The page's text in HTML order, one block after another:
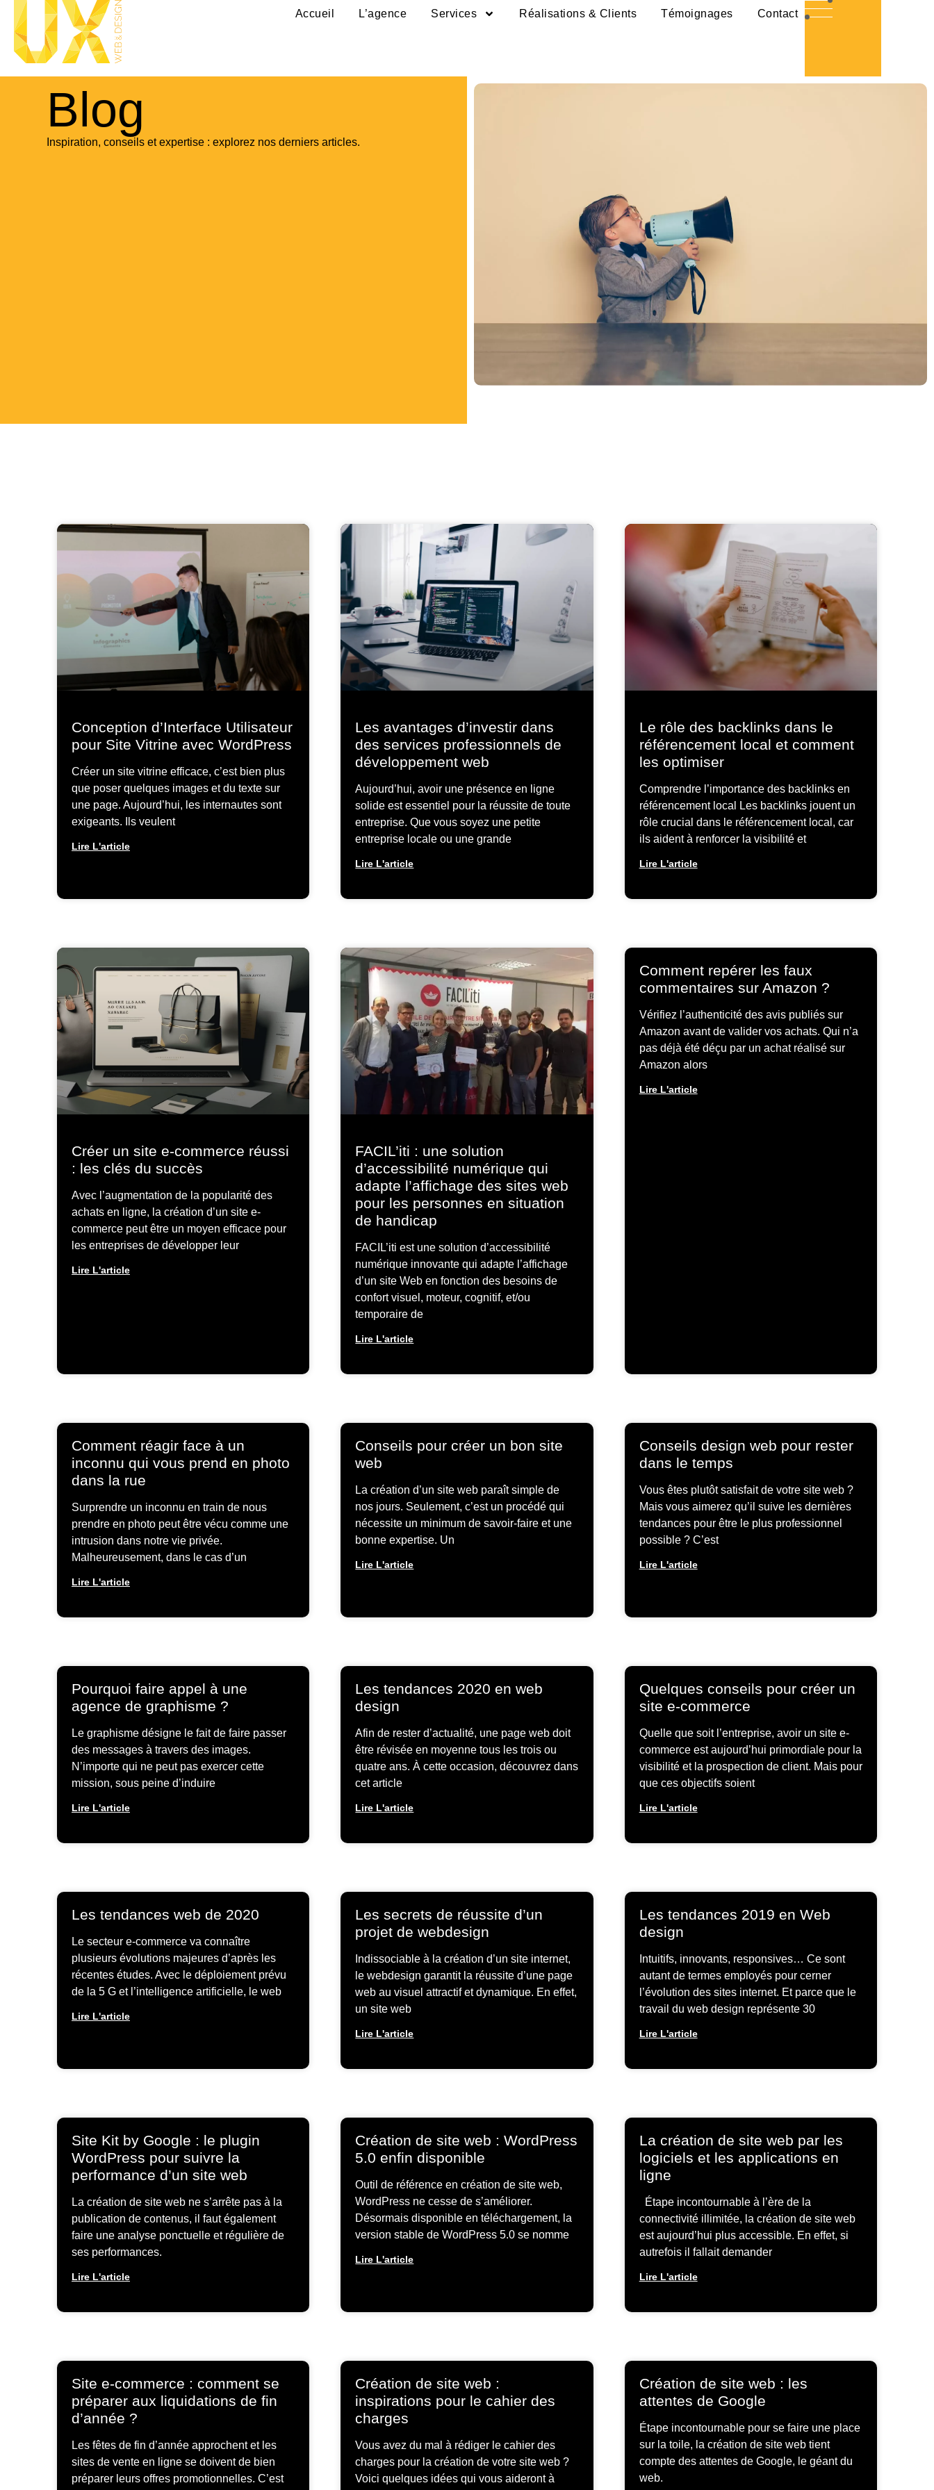
Accueil L’agence Services Réalisations & Clients Témoignages Contact
Blog
Inspiration, conseils et expertise : explorez nos derniers articles.
Conception d’Interface Utilisateur
pour Site Vitrine avec WordPress
Créer un site vitrine efficace, c’est bien plus
que poser quelques images et du texte sur
une page. Aujourd’hui, les internautes sont
exigeants. Ils veulent
Lire L'article
Les avantages d’investir dans
des services professionnels de
développement web
Aujourd’hui, avoir une présence en ligne
solide est essentiel pour la réussite de toute
entreprise. Que vous soyez une petite
entreprise locale ou une grande
Lire L'article
Le rôle des backlinks dans le
référencement local et comment
les optimiser
Comprendre l’importance des backlinks en
référencement local Les backlinks jouent un
rôle crucial dans le référencement local, car
ils aident à renforcer la visibilité et
Lire L'article
Créer un site e-commerce réussi
: les clés du succès
Avec l’augmentation de la popularité des
achats en ligne, la création d’un site e-
commerce peut être un moyen efficace pour
les entreprises de développer leur
Lire L'article
FACIL’iti : une solution
d’accessibilité numérique qui
adapte l’affichage des sites web
pour les personnes en situation
de handicap
FACIL’iti est une solution d’accessibilité
numérique innovante qui adapte l’affichage
d’un site Web en fonction des besoins de
confort visuel, moteur, cognitif, et/ou
temporaire de
Lire L'article
Comment repérer les faux
commentaires sur Amazon ?
Vérifiez l’authenticité des avis publiés sur
Amazon avant de valider vos achats. Qui n’a
pas déjà été déçu par un achat réalisé sur
Amazon alors
Lire L'article
Comment réagir face à un
inconnu qui vous prend en photo
dans la rue
Surprendre un inconnu en train de nous
prendre en photo peut être vécu comme une
intrusion dans notre vie privée.
Malheureusement, dans le cas d’un
Lire L'article
Conseils pour créer un bon site
web
La création d’un site web paraît simple de
nos jours. Seulement, c’est un procédé qui
nécessite un minimum de savoir-faire et une
bonne expertise. Un
Lire L'article
Conseils design web pour rester
dans le temps
Vous êtes plutôt satisfait de votre site web ?
Mais vous aimerez qu’il suive les dernières
tendances pour être le plus professionnel
possible ? C’est
Lire L'article
Pourquoi faire appel à une
agence de graphisme ?
Le graphisme désigne le fait de faire passer
des messages à travers des images.
N’importe qui ne peut pas exercer cette
mission, sous peine d’induire
Lire L'article
Les tendances 2020 en web
design
Afin de rester d’actualité, une page web doit
être révisée en moyenne tous les trois ou
quatre ans. À cette occasion, découvrez dans
cet article
Lire L'article
Quelques conseils pour créer un
site e-commerce
Quelle que soit l’entreprise, avoir un site e-
commerce est aujourd’hui primordiale pour la
visibilité et la prospection de client. Mais pour
que ces objectifs soient
Lire L'article
Les tendances web de 2020
Le secteur e-commerce va connaître
plusieurs évolutions majeures d’après les
récentes études. Avec le déploiement prévu
de la 5 G et l’intelligence artificielle, le web
Lire L'article
Les secrets de réussite d’un
projet de webdesign
Indissociable à la création d’un site internet,
le webdesign garantit la réussite d’une page
web au visuel attractif et dynamique. En effet,
un site web
Lire L'article
Les tendances 2019 en Web
design
Intuitifs, innovants, responsives… Ce sont
autant de termes employés pour cerner
l’évolution des sites internet. Et parce que le
travail du web design représente 30
Lire L'article
Site Kit by Google : le plugin
WordPress pour suivre la
performance d’un site web
La création de site web ne s’arrête pas à la
publication de contenus, il faut également
faire une analyse ponctuelle et régulière de
ses performances.
Lire L'article
Création de site web : WordPress
5.0 enfin disponible
Outil de référence en création de site web,
WordPress ne cesse de s’améliorer.
Désormais disponible en téléchargement, la
version stable de WordPress 5.0 se nomme
Lire L'article
La création de site web par les
logiciels et les applications en
ligne
Étape incontournable à l’ère de la
connectivité illimitée, la création de site web
est aujourd’hui plus accessible. En effet, si
autrefois il fallait demander
Lire L'article
Site e-commerce : comment se
préparer aux liquidations de fin
d’année ?
Les fêtes de fin d’année approchent et les
sites de vente en ligne se doivent de bien
préparer leurs offres promotionnelles. C’est
Création de site web :
inspirations pour le cahier des
charges
Vous avez du mal à rédiger le cahier des
charges pour la création de votre site web ?
Voici quelques idées qui vous aideront à
Création de site web : les
attentes de Google
Étape incontournable pour se faire une place
sur la toile, la création de site web tient
compte des attentes de Google, le géant du
web.